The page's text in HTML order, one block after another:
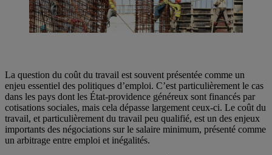
La question du coût du travail est souvent présentée comme un
enjeu essentiel des politiques d’emploi. C’est particulièrement le cas
dans les pays dont les État-providence généreux sont financés par
cotisations sociales, mais cela dépasse largement ceux-ci. Le coût du
travail, et particulièrement du travail peu qualifié, est un des enjeux
importants des négociations sur le salaire minimum, présenté comme
un arbitrage entre emploi et inégalités.